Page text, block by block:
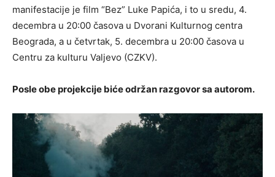
manifestacije je film “Bez” Luke Papića, i to u sredu, 4.
decembra u 20:00 časova u Dvorani Kulturnog centra
Beograda, a u četvrtak, 5. decembra u 20:00 časova u
Centru za kulturu Valjevo (CZKV).
Posle obe projekcije biće održan razgovor sa autorom.